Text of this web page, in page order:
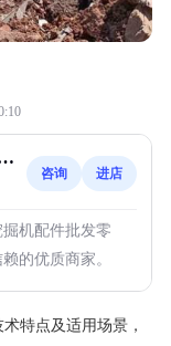
咨询 进店
机配件批发零
的优质商家。
特点及适用场景，